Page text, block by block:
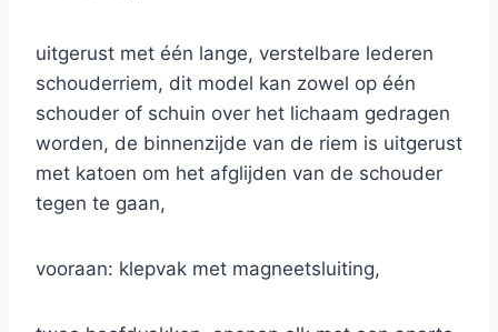
uitgerust met één lange, verstelbare lederen
schouderriem, dit model kan zowel op één
schouder of schuin over het lichaam gedragen
worden, de binnenzijde van de riem is uitgerust
met katoen om het afglijden van de schouder
tegen te gaan,
vooraan: klepvak met magneetsluiting,